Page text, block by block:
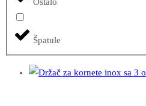
Ostalo
Špatule